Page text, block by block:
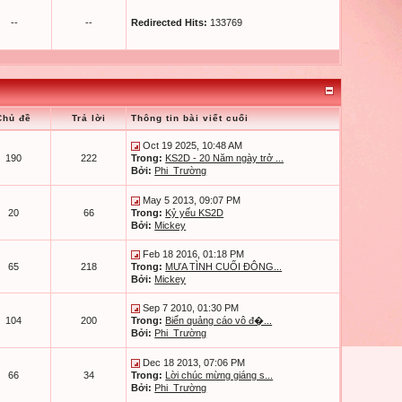
-- -- Redirected Hits: 133769
đề Trả lời Thông tin bài viết cuối
190 222
Oct 19 2025, 10:48 AM
Trong: KS2D - 20 Năm ngày trở ...
Bởi: Phi_Trường
20 66
May 5 2013, 09:07 PM
Trong: Kỷ yếu KS2D
Bởi: Mickey
65 218
Feb 18 2016, 01:18 PM
Trong: MƯA TÌNH CUỐI ĐÔNG...
Bởi: Mickey
104 200
Sep 7 2010, 01:30 PM
Trong: Biển quảng cáo vô đ�...
Bởi: Phi_Trường
66 34
Dec 18 2013, 07:06 PM
Trong: Lời chúc mừng giáng s...
Bởi: Phi_Trường